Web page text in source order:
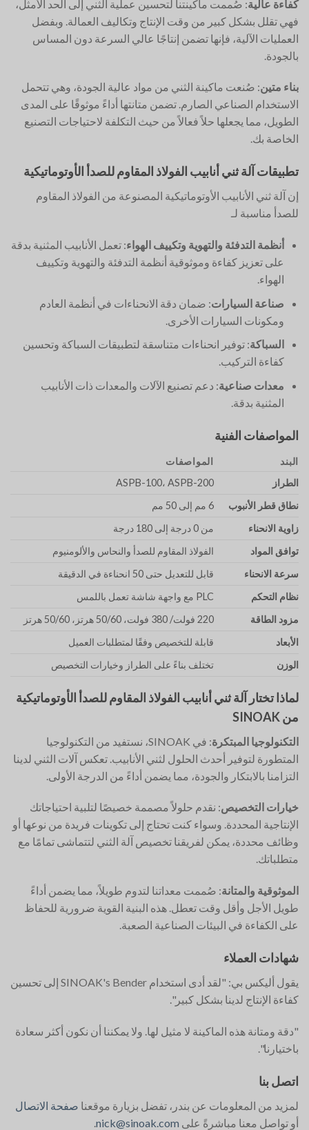
كفاءة عالية: صُممت ماكينتنا لتحسين عملية الثني إلى الحد الأمثل،
فهي تقلل بشكل كبير من وقت الإنتاج وتكاليف العمالة. وبفضل
العمليات الآلية، فإنها تضمن إنتاجًا عالي السرعة دون المساس
بالجودة.
بناء متين: صُنعت ماكينة الثني من مواد عالية الجودة، وهي تتحمل
الاستخدام الصناعي الصارم. تضمن متانتها أداءً موثوقًا على المدى
الطويل، مما يجعلها حلاً فعالاً من حيث التكلفة لاحتياجات التصنيع
الخاصة بك.
تطبيقات آلة ثني أنابيب الفولاذ المقاوم للصدأ الأوتوماتيكية
إن آلة ثني الأنابيب الأوتوماتيكية المصنوعة من الفولاذ المقاوم
للصدأ مناسبة لـ
أنظمة التدفئة والتهوية وتكييف الهواء: تعمل الأنابيب المثنية بدقة
على تعزيز كفاءة وموثوقية أنظمة التدفئة والتهوية وتكييف
الهواء.
صناعة السيارات: ضمان دقة الانحناءات في أنظمة العادم
ومكونات السيارات الأخرى.
السباكة: توفير انحناءات متناسقة لتطبيقات السباكة وتحسين
كفاءة التركيب.
معدات صناعية: دعم تصنيع الآلات والمعدات ذات الأنابيب
المثنية بدقة.
المواصفات الفنية
البند
المواصفات
الطراز
ASPB-100، ASPB-200
نطاق قطر الأنبوب
6 مم إلى 50 مم
زاوية الانحناء
من 0 درجة إلى 180 درجة
توافق المواد
الفولاذ المقاوم للصدأ والنحاس والألومنيوم
سرعة الانحناء
قابل للتعديل حتى 50 انحناءة في الدقيقة
نظام التحكم
PLC مع واجهة شاشة تعمل باللمس
مزود الطاقة
220 فولت/ 380 فولت، 50/60 هرتز، 50/60 هرتز
الأبعاد
قابلة للتخصيص وفقًا لمتطلبات العميل
الوزن
تختلف بناءً على الطراز وخيارات التخصيص
لماذا تختار آلة ثني أنابيب الفولاذ المقاوم للصدأ الأوتوماتيكية
من SINOAK
التكنولوجيا المبتكرة
: في SINOAK، نستفيد من التكنولوجيا
المتطورة لتوفير أحدث الحلول لثني الأنابيب. تعكس آلات الثني لدينا
التزامنا بالابتكار والجودة، مما يضمن أداءً من الدرجة الأولى.
خيارات التخصيص: نقدم حلولاً مصممة خصيصًا لتلبية احتياجاتك
الإنتاجية المحددة. وسواء كنت تحتاج إلى تكوينات فريدة من نوعها أو
وظائف محددة، يمكن لفريقنا تخصيص آلة الثني لتتماشى تمامًا مع
متطلباتك.
الموثوقية والمتانة: صُممت معداتنا لتدوم طويلاً، مما يضمن أداءً
طويل الأجل وأقل وقت تعطل. هذه البنية القوية ضرورية للحفاظ
على الكفاءة في البيئات الصناعية الصعبة.
شهادات العملاء
يقول أليكس بي: "لقد أدى استخدام SINOAK's Bender إلى تحسين
كفاءة الإنتاج لدينا بشكل كبير".
"دقة ومتانة هذه الماكينة لا مثيل لها. ولا يمكننا أن نكون أكثر سعادة
باختيارنا".
اتصل بنا
لمزيد من المعلومات عن بندر، تفضل بزيارة موقعنا صفحة الاتصال
أو تواصل معنا مباشرةً على nick@sinoak.com